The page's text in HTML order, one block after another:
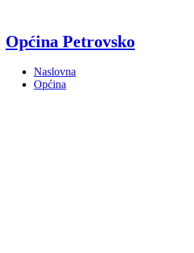
Općina Petrovsko
Naslovna
Općina